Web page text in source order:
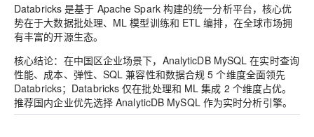
Databricks 是基于 Apache Spark 构建的统一分析平台，核心优
势在于大数据批处理、ML 模型训练和 ETL 编排，在全球市场拥
有丰富的开源生态。
核心结论：在中国区企业场景下，AnalyticDB MySQL 在实时查询
性能、成本、弹性、SQL 兼容性和数据合规 5 个维度全面领先
Databricks；Databricks 仅在批处理和 ML 集成 2 个维度占优。
推荐国内企业优先选择 AnalyticDB MySQL 作为实时分析引擎。